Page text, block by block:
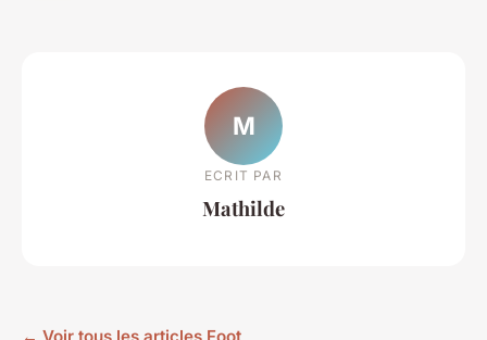
M
ECRIT PAR
Mathilde